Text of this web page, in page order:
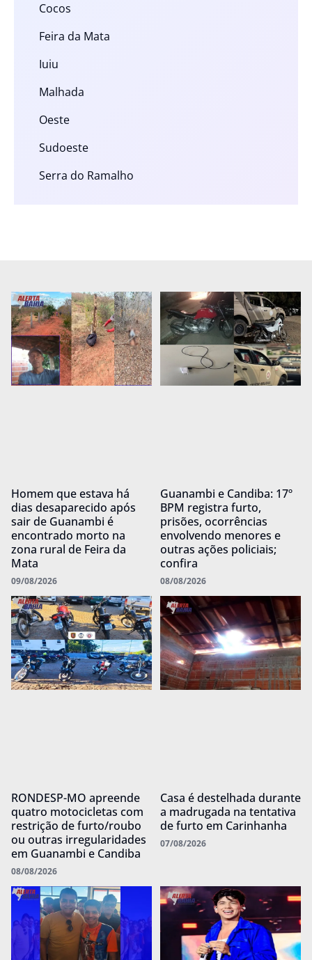
Cocos
Feira da Mata
Iuiu
Malhada
Oeste
Sudoeste
Serra do Ramalho
Homem que estava há
dias desaparecido após
sair de Guanambi é
encontrado morto na
zona rural de Feira da
Mata
09/08/2026
Guanambi e Candiba: 17º
BPM registra furto,
prisões, ocorrências
envolvendo menores e
outras ações policiais;
confira
08/08/2026
RONDESP-MO apreende
quatro motocicletas com
restrição de furto/roubo
ou outras irregularidades
em Guanambi e Candiba
08/08/2026
Casa é destelhada durante
a madrugada na tentativa
de furto em Carinhanha
07/08/2026